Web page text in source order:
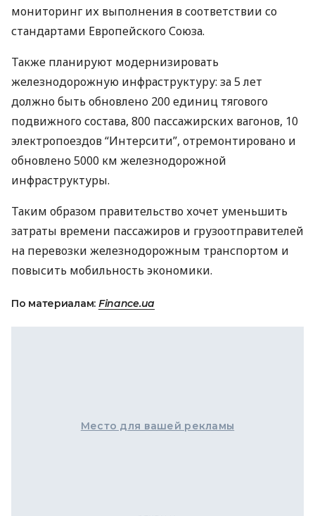
мониторинг их выполнения в соответствии со
стандартами Европейского Союза.
Также планируют модернизировать
железнодорожную инфраструктуру: за 5 лет
должно быть обновлено 200 единиц тягового
подвижного состава, 800 пассажирских вагонов, 10
электропоездов “Интерсити”, отремонтировано и
обновлено 5000 км железнодорожной
инфраструктуры.
Таким образом правительство хочет уменьшить
затраты времени пассажиров и грузоотправителей
на перевозки железнодорожным транспортом и
повысить мобильность экономики.
По материалам: Finance.ua
Место для вашей рекламы